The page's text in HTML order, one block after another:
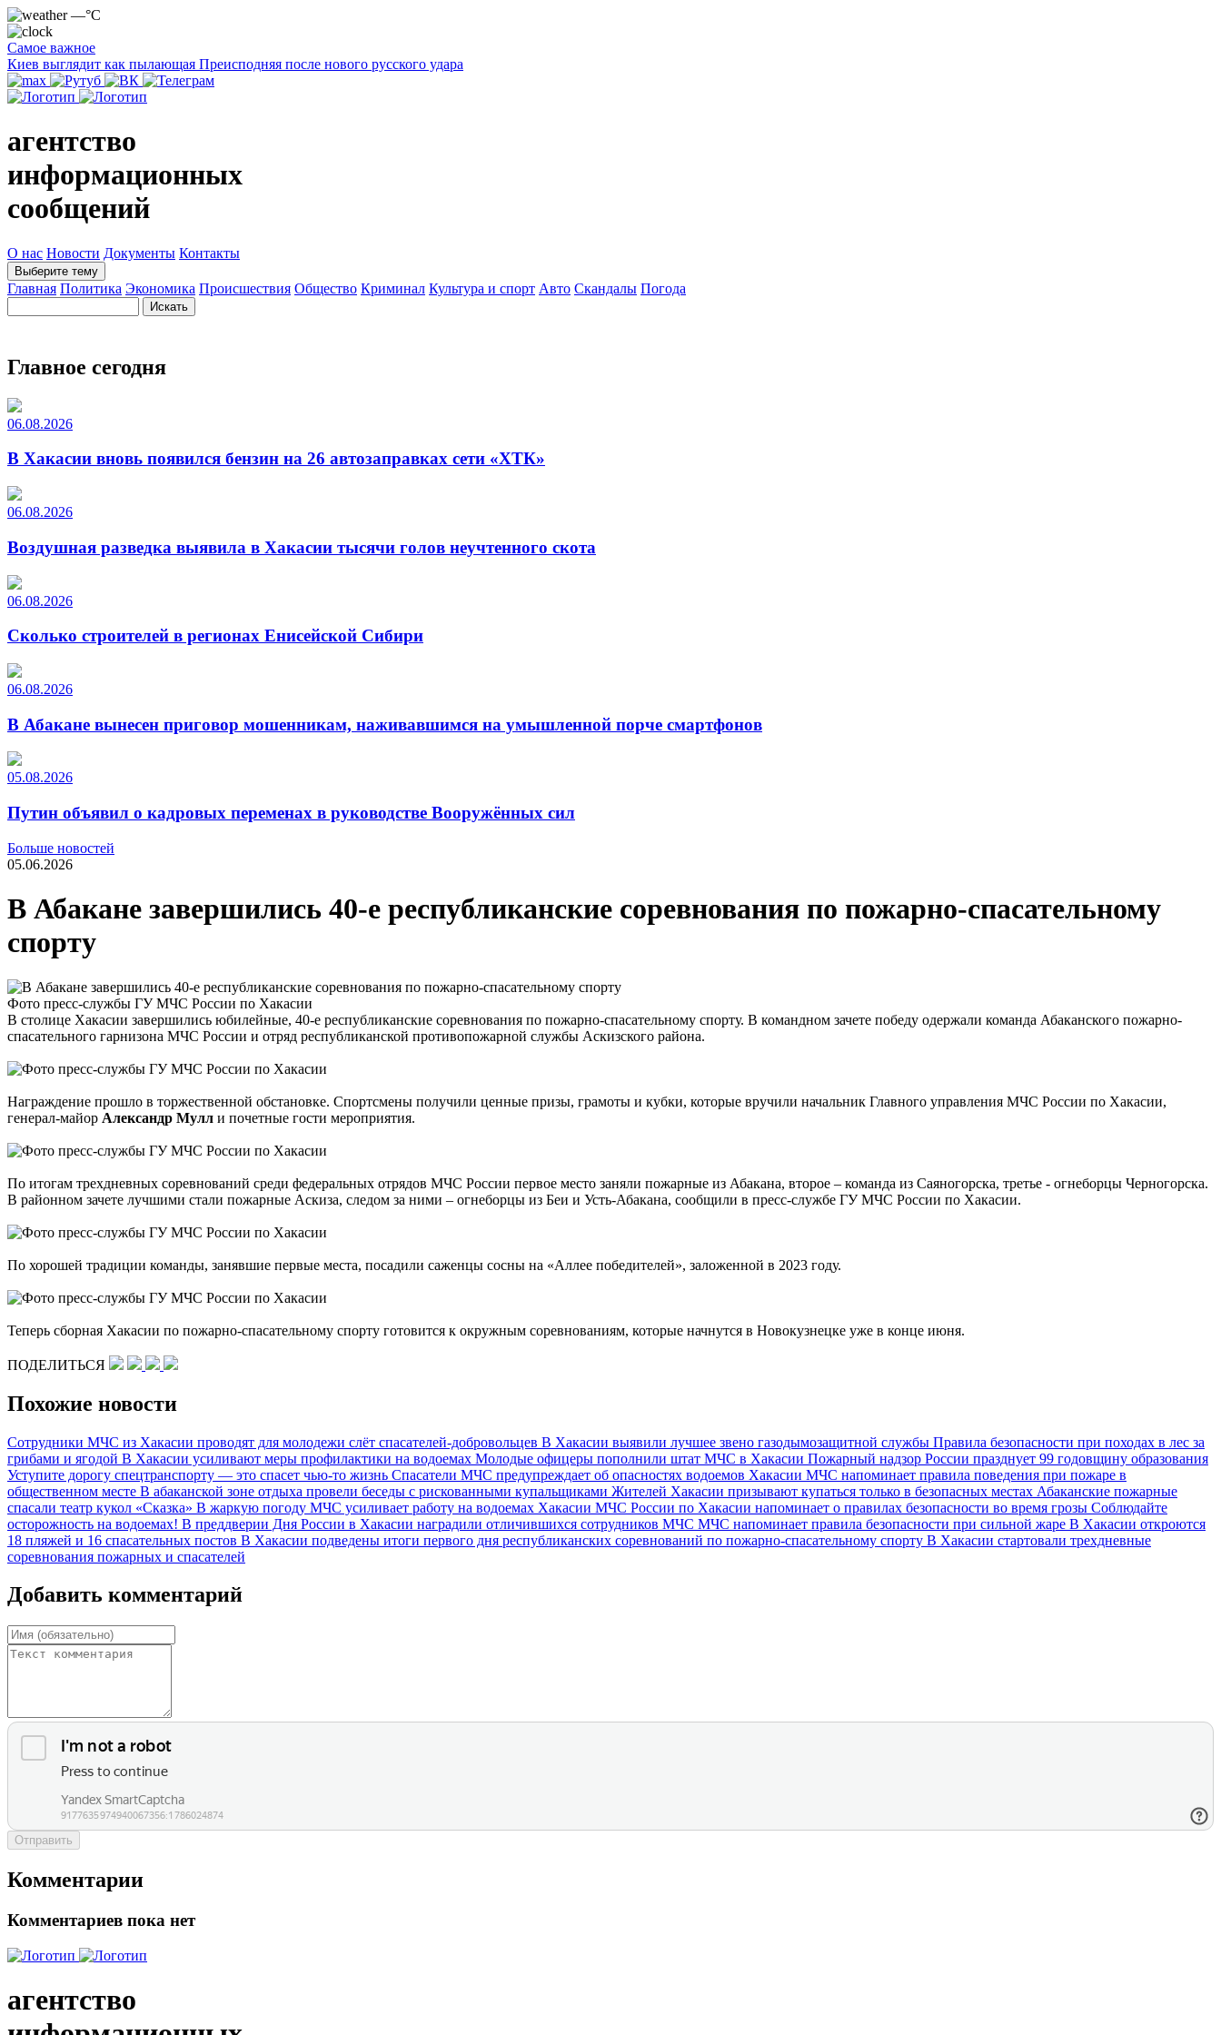
—°C
Самое важное
Киев выглядит как пылающая Преисподняя после нового русского удара
агентство
информационных
сообщений
О нас Новости Документы Контакты
Выберите тему
Главная Политика Экономика Происшествия Общество Криминал Культура и спорт Авто Скандалы Погода
Главное сегодня
06.08.2026
В Хакасии вновь появился бензин на 26 автозаправках сети «ХТК»
06.08.2026
Воздушная разведка выявила в Хакасии тысячи голов неучтенного скота
06.08.2026
Сколько строителей в регионах Енисейской Сибири
06.08.2026
В Абакане вынесен приговор мошенникам, наживавшимся на умышленной порче смартфонов
05.08.2026
Путин объявил о кадровых переменах в руководстве Вооружённых сил
Больше новостей
05.06.2026
В Абакане завершились 40-е республиканские соревнования по пожарно-спасательному
спорту
Фото пресс-службы ГУ МЧС России по Хакасии
В столице Хакасии завершились юбилейные, 40-е республиканские соревнования по пожарно-спасательному спорту. В командном зачете победу одержали команда Абаканского пожарно-
спасательного гарнизона МЧС России и отряд республиканской противопожарной службы Аскизского района.
Награждение прошло в торжественной обстановке. Спортсмены получили ценные призы, грамоты и кубки, которые вручили начальник Главного управления МЧС России по Хакасии,
генерал-майор Александр Мулл и почетные гости мероприятия.
По итогам трехдневных соревнований среди федеральных отрядов МЧС России первое место заняли пожарные из Абакана, второе – команда из Саяногорска, третье - огнеборцы Черногорска.
В районном зачете лучшими стали пожарные Аскиза, следом за ними – огнеборцы из Беи и Усть-Абакана, сообщили в пресс-службе ГУ МЧС России по Хакасии.
По хорошей традиции команды, занявшие первые места, посадили саженцы сосны на «Аллее победителей», заложенной в 2023 году.
Теперь сборная Хакасии по пожарно-спасательному спорту готовится к окружным соревнованиям, которые начнутся в Новокузнецке уже в конце июня.
ПОДЕЛИТЬСЯ
Похожие новости
Сотрудники МЧС из Хакасии проводят для молодежи слёт спасателей-добровольцев В Хакасии выявили лучшее звено газодымозащитной службы Правила безопасности при походах в лес за
грибами и ягодой В Хакасии усиливают меры профилактики на водоемах Молодые офицеры пополнили штат МЧС в Хакасии Пожарный надзор России празднует 99 годовщину образования
Уступите дорогу спецтранспорту — это спасет чью-то жизнь Спасатели МЧС предупреждает об опасностях водоемов Хакасии МЧС напоминает правила поведения при пожаре в
общественном месте В абаканской зоне отдыха провели беседы с рискованными купальщиками Жителей Хакасии призывают купаться только в безопасных местах Абаканские пожарные
спасали театр кукол «Сказка» В жаркую погоду МЧС усиливает работу на водоемах Хакасии МЧС России по Хакасии напоминает о правилах безопасности во время грозы Соблюдайте
осторожность на водоемах! В преддверии Дня России в Хакасии наградили отличившихся сотрудников МЧС МЧС напоминает правила безопасности при сильной жаре В Хакасии откроются
18 пляжей и 16 спасательных постов В Хакасии подведены итоги первого дня республиканских соревнований по пожарно-спасательному спорту В Хакасии стартовали трехдневные
соревнования пожарных и спасателей
Добавить комментарий
Отправить
Комментарии
Комментариев пока нет
агентство